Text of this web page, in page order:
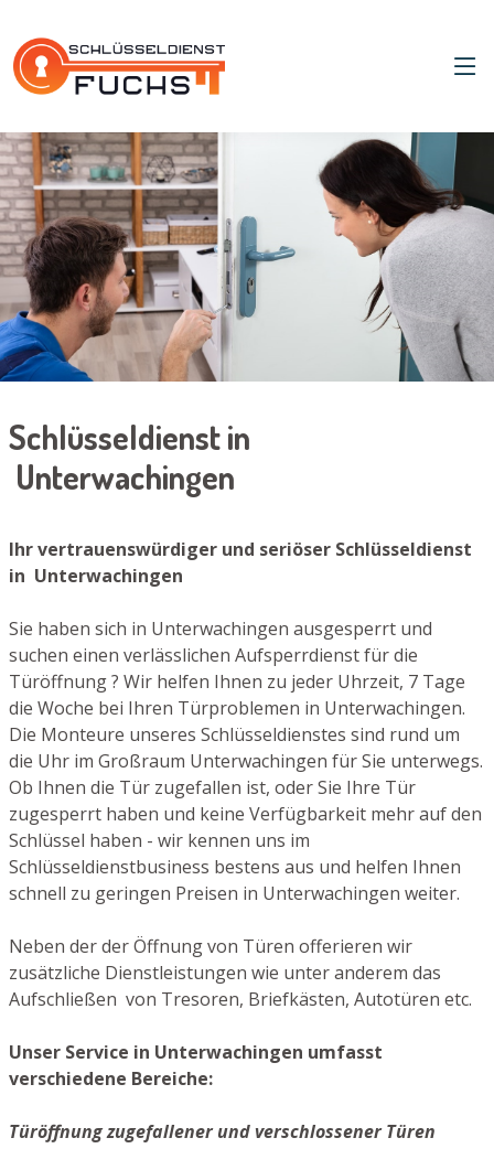
Schlüsseldienst in
Unterwachingen
Ihr vertrauenswürdiger und seriöser Schlüsseldienst
in Unterwachingen
Sie haben sich in Unterwachingen ausgesperrt und
suchen einen verlässlichen Aufsperrdienst für die
Türöffnung ? Wir helfen Ihnen zu jeder Uhrzeit, 7 Tage
die Woche bei Ihren Türproblemen in Unterwachingen.
Die Monteure unseres Schlüsseldienstes sind rund um
die Uhr im Großraum Unterwachingen für Sie unterwegs.
Ob Ihnen die Tür zugefallen ist, oder Sie Ihre Tür
zugesperrt haben und keine Verfügbarkeit mehr auf den
Schlüssel haben - wir kennen uns im
Schlüsseldienstbusiness bestens aus und helfen Ihnen
schnell zu geringen Preisen in Unterwachingen weiter.
Neben der der Öffnung von Türen offerieren wir
zusätzliche Dienstleistungen wie unter anderem das
Aufschließen von Tresoren, Briefkästen, Autotüren etc.
Unser Service in Unterwachingen umfasst
verschiedene Bereiche:
Türöffnung zugefallener und verschlossener Türen